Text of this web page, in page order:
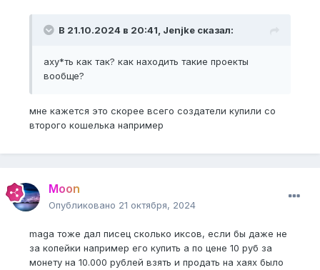
В 21.10.2024 в 20:41, Jenjke сказал:
аху*ть как так? как находить такие проекты
вообще?
мне кажется это скорее всего создатели купили со
второго кошелька например
Moon
Опубликовано 21 октября, 2024
maga тоже дал писец сколько иксов, если бы даже не
за копейки например его купить а по цене 10 руб за
монету на 10.000 рублей взять и продать на хаях было